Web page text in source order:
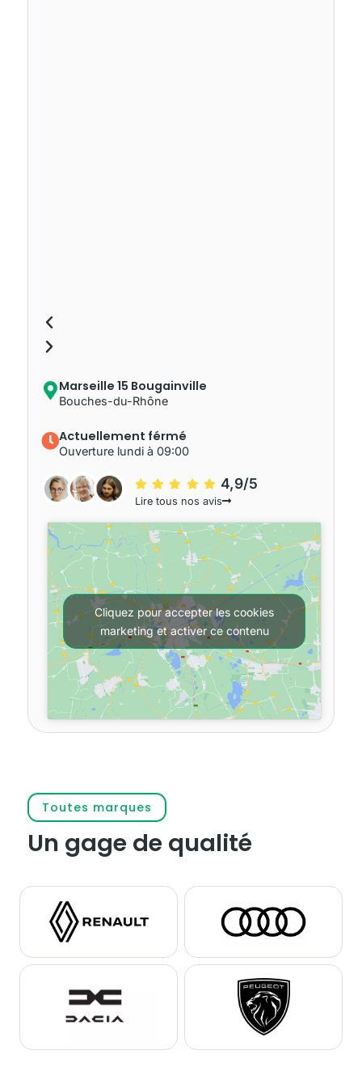
Marseille 15 Bougainville
Bouches-du-Rhône
Actuellement férmé
Ouverture lundi à 09:00
4,9/5
Lire tous nos avis
Cliquez pour accepter les cookies
marketing et activer ce contenu
Toutes marques
Un gage de qualité